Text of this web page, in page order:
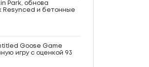
Park, обнова
Resynced и бетонные
Goose Game
игру с оценкой 93